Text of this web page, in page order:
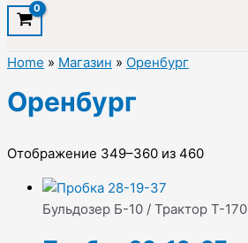
Home » Магазин » Оренбург
Оренбург
Отображение 349–360 из 460
Бульдозер Б-10 / Трактор Т-170